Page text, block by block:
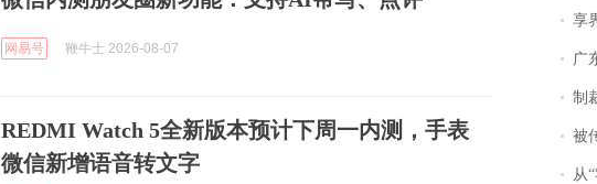
网易号 鞭牛士 2026-08-07
REDMI Watch 5全新版本预计下周一内测，手表
微信新增语音转文字
享
广东
制
被传交付
从“零